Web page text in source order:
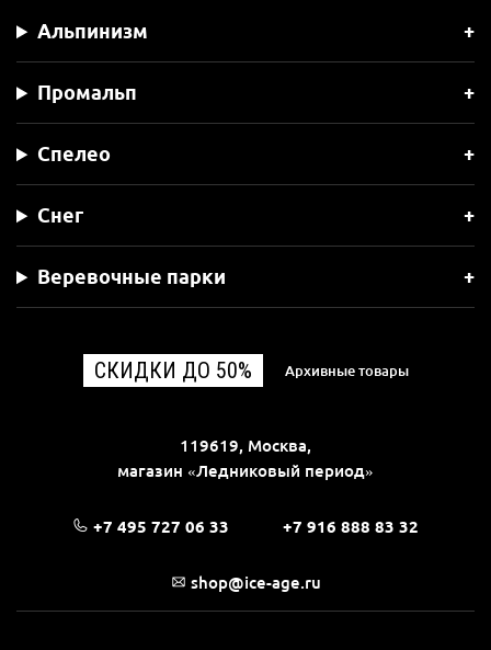
Альпинизм
Промальп
Спелео
Снег
Веревочные парки
СКИДКИ ДО 50% Архивные товары
119619, Москва,
магазин «Ледниковый период»
+7 495 727 06 33 +7 916 888 83 32
shop@ice-age.ru